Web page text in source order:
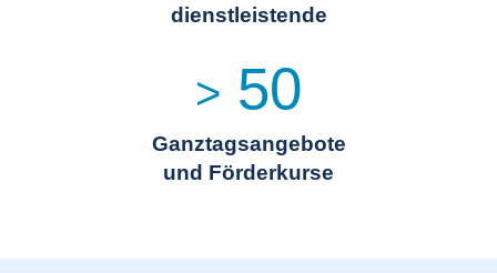
dienstleistende
> 50
Ganztagsangebote
und Förderkurse